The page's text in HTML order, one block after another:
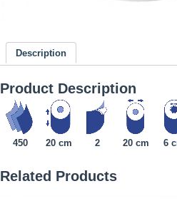
Description
Product Description
450 20 cm 2 20 cm 6
Related Products